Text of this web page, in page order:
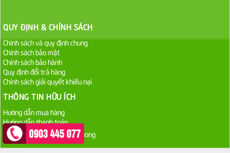
Nước tương cholimex 4,9L
75.000 VND
Dầu Ăn Minh Huê 25kg
QUY ĐỊNH & CHÍNH SÁCH
Chính sách và quy định chung
Chính sách bảo mật
Chính sách bảo hành
Quy định đổi trả hàng
Chính sách giải quyết khiếu nại
THÔNG TIN HỮU ÍCH
Hướng dẫn mua hàng
Hướng dẫn thanh toán